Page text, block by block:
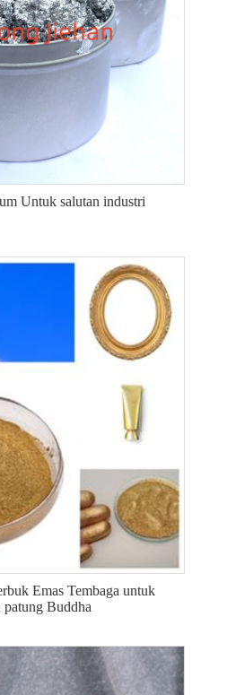
Untuk salutan industri
Emas Tembaga untuk
patung Buddha